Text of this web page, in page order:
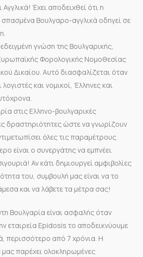
Αγγλικά! Έχει αποδειχθεί ότι η
Βουλγαρο-αγγλικά οδηγεί σε
γνώση της Βουλγαρικής,
Φορολογικής Νομοθεσίας
Δικαίου. Αυτό διασφαλίζεται όταν
και νομικοί, Έλληνες και
στις Ελληνο-βουλγαρικές
δραστηριότητες ώστε να γνωρίζουν
όλες τις παραμέτρους.
είναι ο συνεργάτης να εμπνέει
Αν κάτι δημιουργεί αμφιβολίες
του, συμβουλή μας είναι να το
και να λάβετε τα μέτρα σας!
Βουλγαρία είναι ασφαλής όταν
εταιρεία Epidosis το αποδεικνύουμε
περισσότερο από 7 χρόνια. Η
μας παρέχει ολοκληρωμένες